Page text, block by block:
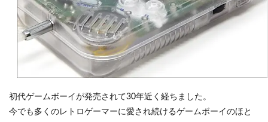
初代ゲームボーイが発売されて30年近く経ちました。
今でも多くのレトロゲーマーに愛され続けるゲームボーイのほと